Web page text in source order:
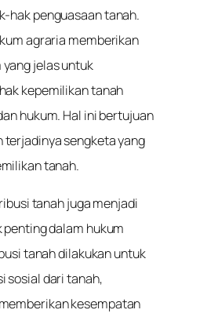
hak penguasaan tanah.
agraria memberikan
jelas untuk
kepemilikan tanah
hukum. Hal ini bertujuan
terjadinya sengketa yang
tanah.
tanah juga menjadi
penting dalam hukum
tanah dilakukan untuk
sosial dari tanah,
kesempatan